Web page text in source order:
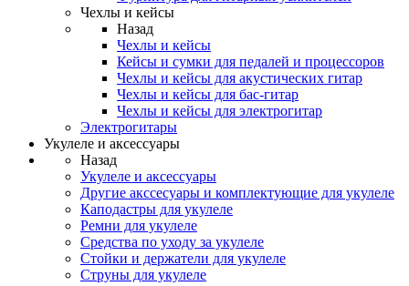
Чехлы и кейсы
Назад
Чехлы и кейсы
Кейсы и сумки для педалей и процессоров
Чехлы и кейсы для акустических гитар
Чехлы и кейсы для бас-гитар
Чехлы и кейсы для электрогитар
Электрогитары
Укулеле и аксессуары
Назад
Укулеле и аксессуары
Другие акссесуары и комплектующие для укулеле
Каподастры для укулеле
Ремни для укулеле
Средства по уходу за укулеле
Стойки и держатели для укулеле
Струны для укулеле